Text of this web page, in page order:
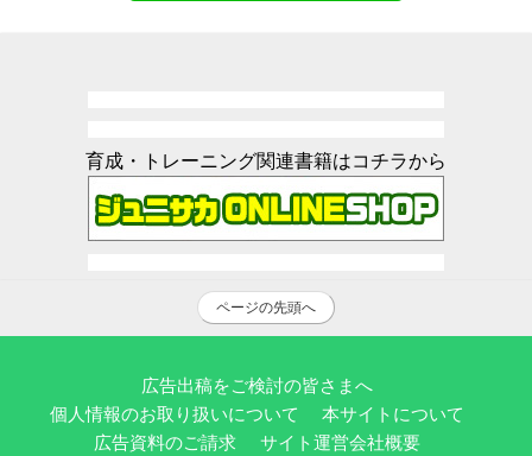
育成・トレーニング関連書籍はコチラから
ページの先頭へ
広告出稿をご検討の皆さまへ
個人情報のお取り扱いについて
本サイトについて
広告資料のご請求
サイト運営会社概要